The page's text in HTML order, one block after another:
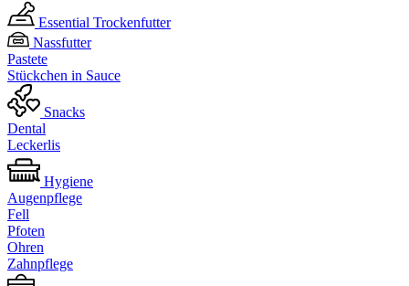
Essential Trockenfutter
Nassfutter
Pastete
Stückchen in Sauce
Snacks
Dental
Leckerlis
Hygiene
Augenpflege
Fell
Pfoten
Ohren
Zahnpflege